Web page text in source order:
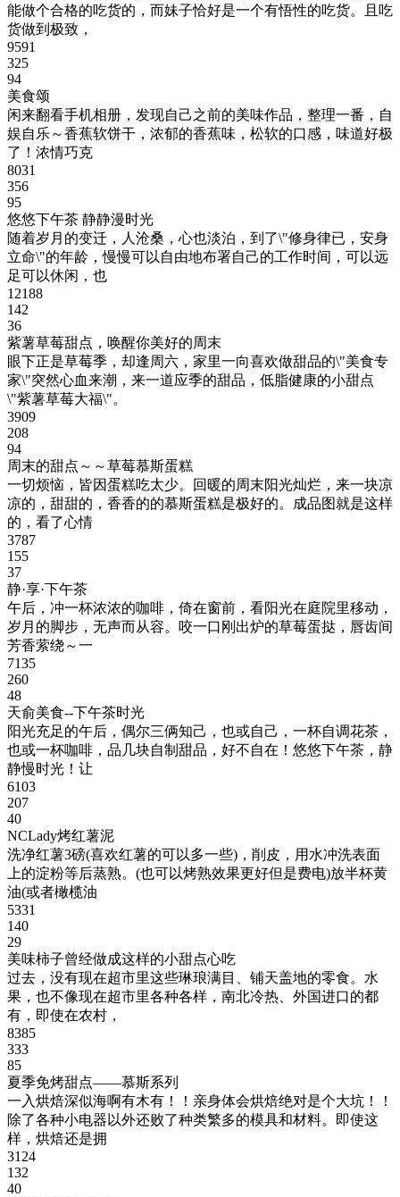
能做个合格的吃货的，而妹子恰好是一个有悟性的吃货。且吃
货做到极致，
9591
325
94
美食颂
闲来翻看手机相册，发现自己之前的美味作品，整理一番，自
娱自乐～香蕉软饼干，浓郁的香蕉味，松软的口感，味道好极
了！浓情巧克
8031
356
95
悠悠下午茶 静静漫时光
随着岁月的变迁，人沧桑，心也淡泊，到了\"修身律已，安身
立命\"的年龄，慢慢可以自由地布署自己的工作时间，可以远
足可以休闲，也
12188
142
36
紫薯草莓甜点，唤醒你美好的周末
眼下正是草莓季，却逢周六，家里一向喜欢做甜品的\"美食专
家\"突然心血来潮，来一道应季的甜品，低脂健康的小甜点
\"紫薯草莓大福\"。
3909
208
94
周末的甜点～～草莓慕斯蛋糕
一切烦恼，皆因蛋糕吃太少。回暖的周末阳光灿烂，来一块凉
凉的，甜甜的，香香的的慕斯蛋糕是极好的。成品图就是这样
的，看了心情
3787
155
37
静·享·下午茶
午后，冲一杯浓浓的咖啡，倚在窗前，看阳光在庭院里移动，
岁月的脚步，无声而从容。咬一口刚出炉的草莓蛋挞，唇齿间
芳香萦绕～一
7135
260
48
天俞美食--下午茶时光
阳光充足的午后，偶尔三俩知己，也或自己，一杯自调花茶，
也或一杯咖啡，品几块自制甜品，好不自在！悠悠下午茶，静
静慢时光！让
6103
207
40
NCLady烤红薯泥
洗净红薯3磅(喜欢红薯的可以多一些)，削皮，用水冲洗表面
上的淀粉等后蒸熟。(也可以烤熟效果更好但是费电)放半杯黄
油(或者橄榄油
5331
140
29
美味柿子曾经做成这样的小甜点心吃
过去，没有现在超市里这些琳琅满目、铺天盖地的零食。水
果，也不像现在超市里各种各样，南北冷热、外国进口的都
有，即使在农村，
8385
333
85
夏季免烤甜点——慕斯系列
一入烘焙深似海啊有木有！！亲身体会烘焙绝对是个大坑！！
除了各种小电器以外还败了种类繁多的模具和材料。即使这
样，烘焙还是拥
3124
132
40